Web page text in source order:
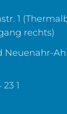
1
rechts)
Neuenahr-
1